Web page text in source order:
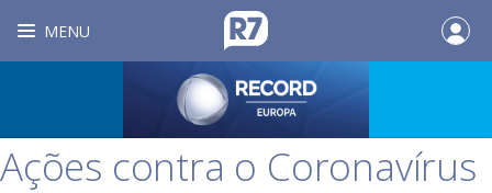
MENU
Ações contra o Coronavírus